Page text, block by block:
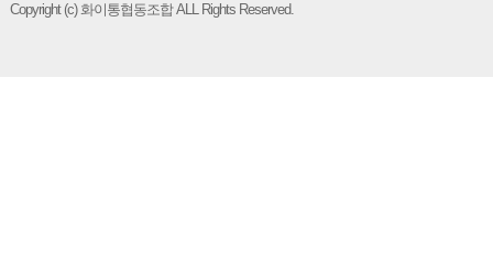
Copyright (c) 화이통협동조합 ALL Rights Reserved.